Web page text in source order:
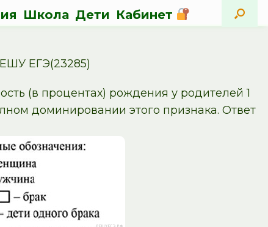
Школа Дети Кабинет
ЕГЭ(23285)
(в процентах) рождения у родителей 1
доминировании этого признака. Ответ